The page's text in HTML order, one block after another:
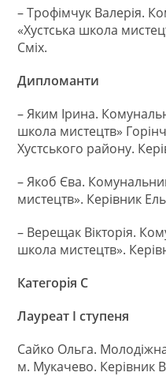
– Трофімчук Валерія.
«Хустська школа
Сміх.
Дипломанти
– Яким Ірина.
школа мистецтв»
Хустського району.
– Якоб Єва.
мистецтв». Керівник
– Верещак Вікторія.
школа мистецтв».
Категорія С
Лауреат І ступеня
Сайко Ольга. Молодіжна
м. Мукачево. Керівник